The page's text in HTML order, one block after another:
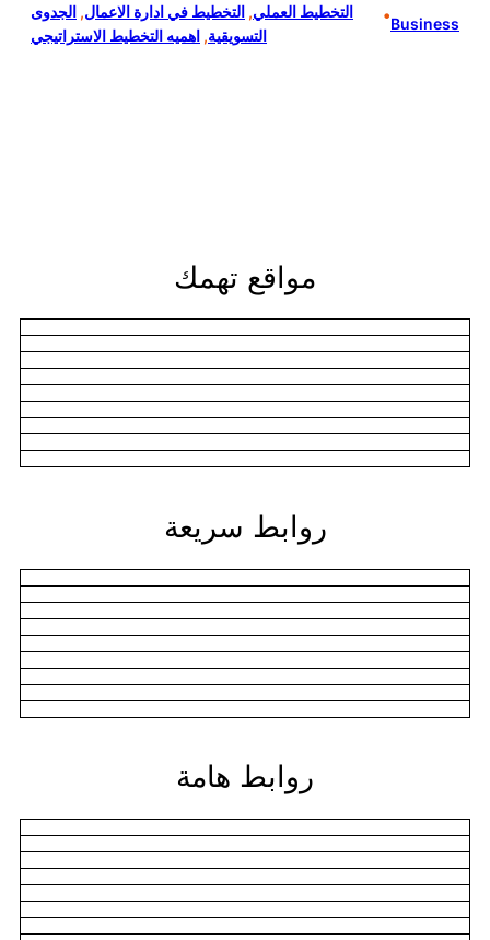
التخطيط العملي, التخطيط في ادارة الاعمال, الجدوى
التسويقية, اهميه التخطيط الاستراتيجي
•Business
مواقع تهمك
روابط سريعة
روابط هامة